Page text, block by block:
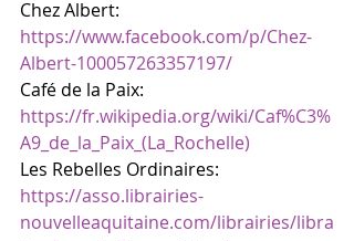
Chez Albert:
https://www.facebook.com/p/Chez-
Albert-100057263357197/
Café de la Paix:
https://fr.wikipedia.org/wiki/Caf%C3%
A9_de_la_Paix_(La_Rochelle)
Les Rebelles Ordinaires:
https://asso.librairies-
nouvelleaquitaine.com/librairies/libra